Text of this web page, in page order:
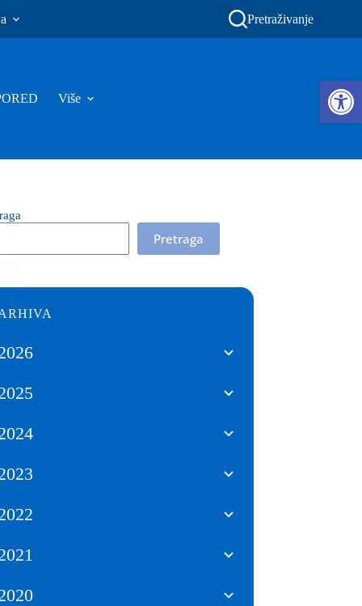
Pretraživanje
Više
Pretraga